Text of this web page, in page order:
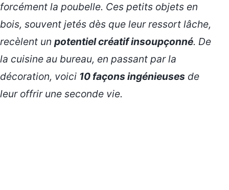
forcément la poubelle. Ces petits objets en
bois, souvent jetés dès que leur ressort lâche,
recèlent un potentiel créatif insoupçonné. De
la cuisine au bureau, en passant par la
décoration, voici 10 façons ingénieuses de
leur offrir une seconde vie.